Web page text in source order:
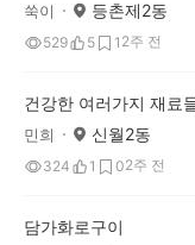
쑥이 등촌제2동
529 5 1 2주 전
민희 신월2동
324 1 02주 전
담가화로구이